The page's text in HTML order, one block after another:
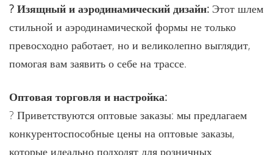
? Изящный и аэродинамический дизайн: Этот шлем
стильной и аэродинамической формы не только
превосходно работает, но и великолепно выглядит,
помогая вам заявить о себе на трассе.
Оптовая торговля и настройка:
? Приветствуются оптовые заказы: мы предлагаем
конкурентоспособные цены на оптовые заказы,
которые идеально подходят для розничных